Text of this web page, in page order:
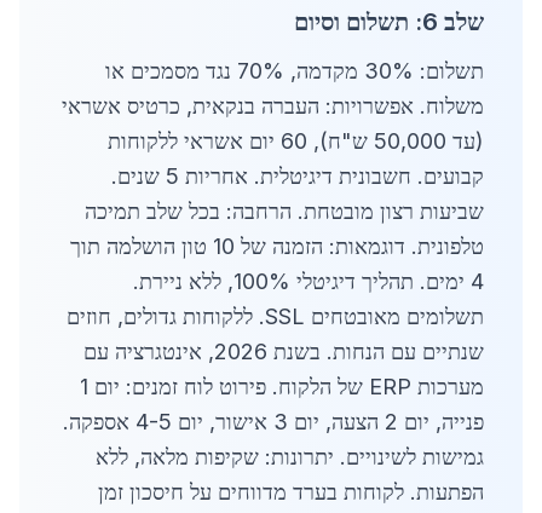
שלב 6: תשלום וסיום
תשלום: 30% מקדמה, 70% נגד מסמכים או
משלוח. אפשרויות: העברה בנקאית, כרטיס אשראי
(עד 50,000 ש"ח), 60 יום אשראי ללקוחות
קבועים. חשבונית דיגיטלית. אחריות 5 שנים.
שביעות רצון מובטחת. הרחבה: בכל שלב תמיכה
טלפונית. דוגמאות: הזמנה של 10 טון הושלמה תוך
4 ימים. תהליך דיגיטלי 100%, ללא ניירת.
תשלומים מאובטחים SSL. ללקוחות גדולים, חוזים
שנתיים עם הנחות. בשנת 2026, אינטגרציה עם
מערכות ERP של הלקוח. פירוט לוח זמנים: יום 1
פנייה, יום 2 הצעה, יום 3 אישור, יום 4-5 אספקה.
גמישות לשינויים. יתרונות: שקיפות מלאה, ללא
הפתעות. לקוחות בערד מדווחים על חיסכון זמן